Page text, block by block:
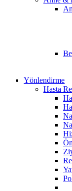
Yönlendirme
Hasta